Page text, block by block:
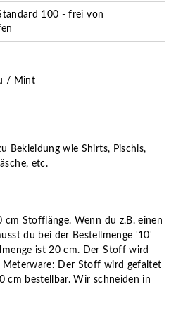
100 - frei von
/ Mint
Bekleidung wie Shirts, Pischis,
etc.
cm Stofflänge. Wenn du z.B. einen
du bei der Bestellmenge '10'
ist 20 cm. Der Stoff wird
Der Stoff wird gefaltet
cm bestellbar. Wir schneiden in